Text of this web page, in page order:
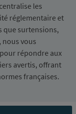
les
réglementaire et
que surtensions,
nous vous
répondre aux
avertis, offrant
françaises.